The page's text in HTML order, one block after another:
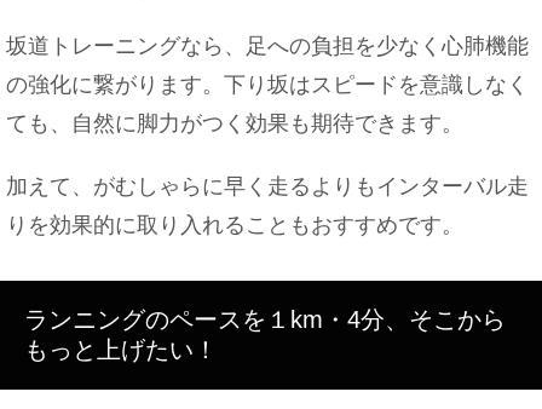
【クリスマス】彼女と二人で幸せなクリスマスにす
る過ごし方
釣った魚のお刺身はいつまで食べられる？期限は○
坂道トレーニングなら、足への負担を少なく心肺機能
の強化に繋がります。下り坂はスピードを意識しなく
ても、自然に脚力がつく効果も期待できます。
加えて、がむしゃらに早く走るよりもインターバル走
りを効果的に取り入れることもおすすめです。
ランニングのペースを１km・4分、そこから
もっと上げたい！